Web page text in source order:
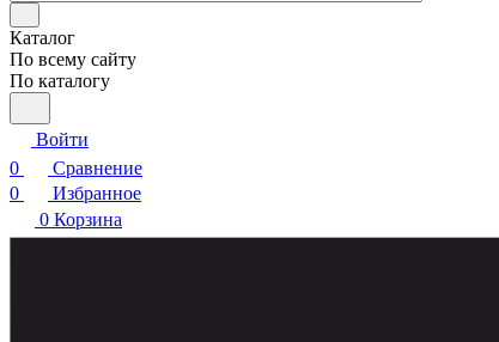
Каталог
По всему сайту
По каталогу
Войти
0
Сравнение
0
Избранное
0 Корзина